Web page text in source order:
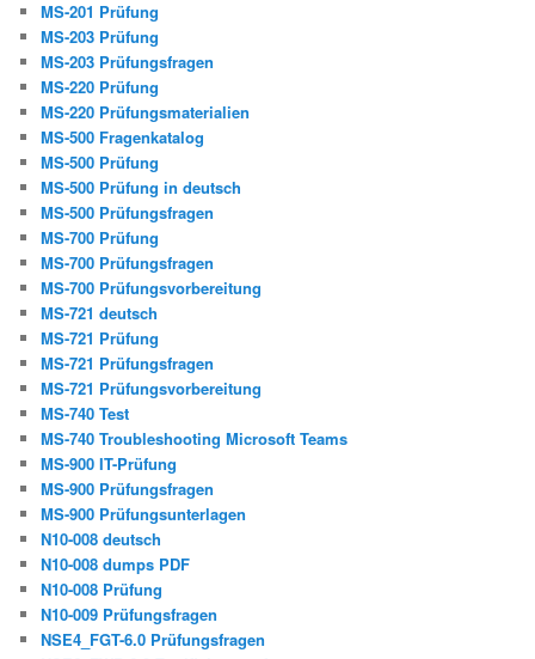
MS-201 Prüfung
MS-203 Prüfung
MS-203 Prüfungsfragen
MS-220 Prüfung
MS-220 Prüfungsmaterialien
MS-500 Fragenkatalog
MS-500 Prüfung
MS-500 Prüfung in deutsch
MS-500 Prüfungsfragen
MS-700 Prüfung
MS-700 Prüfungsfragen
MS-700 Prüfungsvorbereitung
MS-721 deutsch
MS-721 Prüfung
MS-721 Prüfungsfragen
MS-721 Prüfungsvorbereitung
MS-740 Test
MS-740 Troubleshooting Microsoft Teams
MS-900 IT-Prüfung
MS-900 Prüfungsfragen
MS-900 Prüfungsunterlagen
N10-008 deutsch
N10-008 dumps PDF
N10-008 Prüfung
N10-009 Prüfungsfragen
NSE4_FGT-6.0 Prüfungsfragen